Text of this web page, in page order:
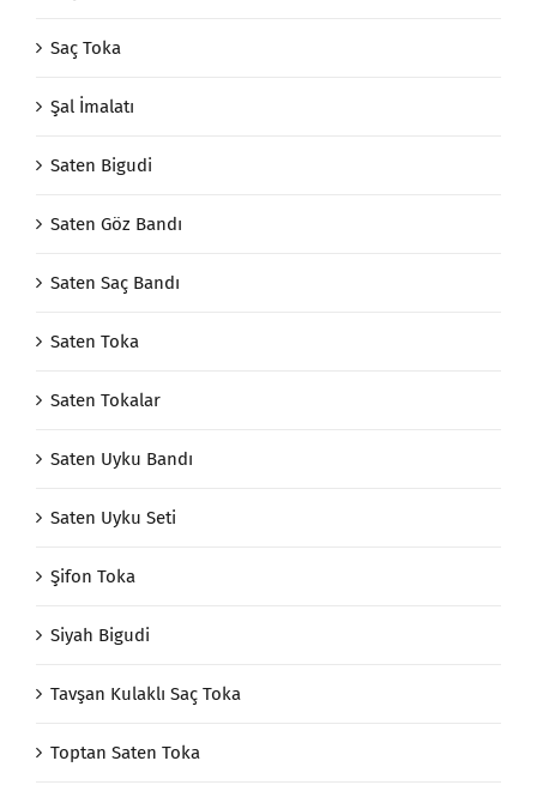
Saç Toka
Şal İmalatı
Saten Bigudi
Saten Göz Bandı
Saten Saç Bandı
Saten Toka
Saten Tokalar
Saten Uyku Bandı
Saten Uyku Seti
Şifon Toka
Siyah Bigudi
Tavşan Kulaklı Saç Toka
Toptan Saten Toka